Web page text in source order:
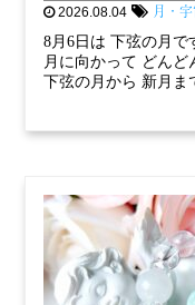
2026.08.04 月・
8月6日は 下弦の月
月に向かって どん
下弦の月から 新月